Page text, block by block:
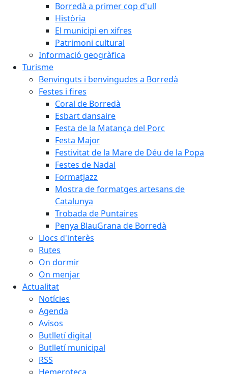
Borredà a primer cop d'ull
Història
El municipi en xifres
Patrimoni cultural
Informació geogràfica
Turisme
Benvinguts i benvingudes a Borredà
Festes i fires
Coral de Borredà
Esbart dansaire
Festa de la Matança del Porc
Festa Major
Festivitat de la Mare de Déu de la Popa
Festes de Nadal
Formatjazz
Mostra de formatges artesans de
Catalunya
Trobada de Puntaires
Penya BlauGrana de Borredà
Llocs d'interès
Rutes
On dormir
On menjar
Actualitat
Notícies
Agenda
Avisos
Butlletí digital
Butlletí municipal
RSS